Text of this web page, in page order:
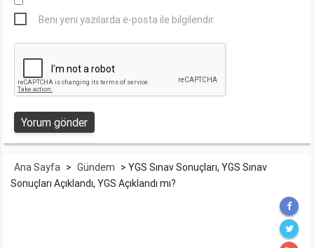
Beni yeni yazılarda e-posta ile bilgilendir.
Ana Sayfa > Gündem >YGS Sınav Sonuçları, YGS Sınav
Sonuçları Açıklandı, YGS Açıklandı mı?